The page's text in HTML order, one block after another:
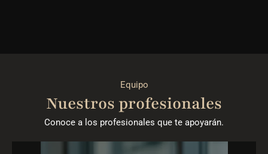
Equipo
Nuestros profesionales
Conoce a los profesionales que te apoyarán.